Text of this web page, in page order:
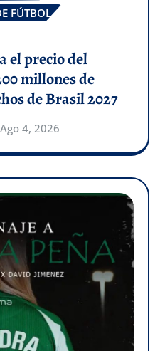
FÚTBOL
el precio del
millones de
de Brasil 2027
Ago 4, 2026